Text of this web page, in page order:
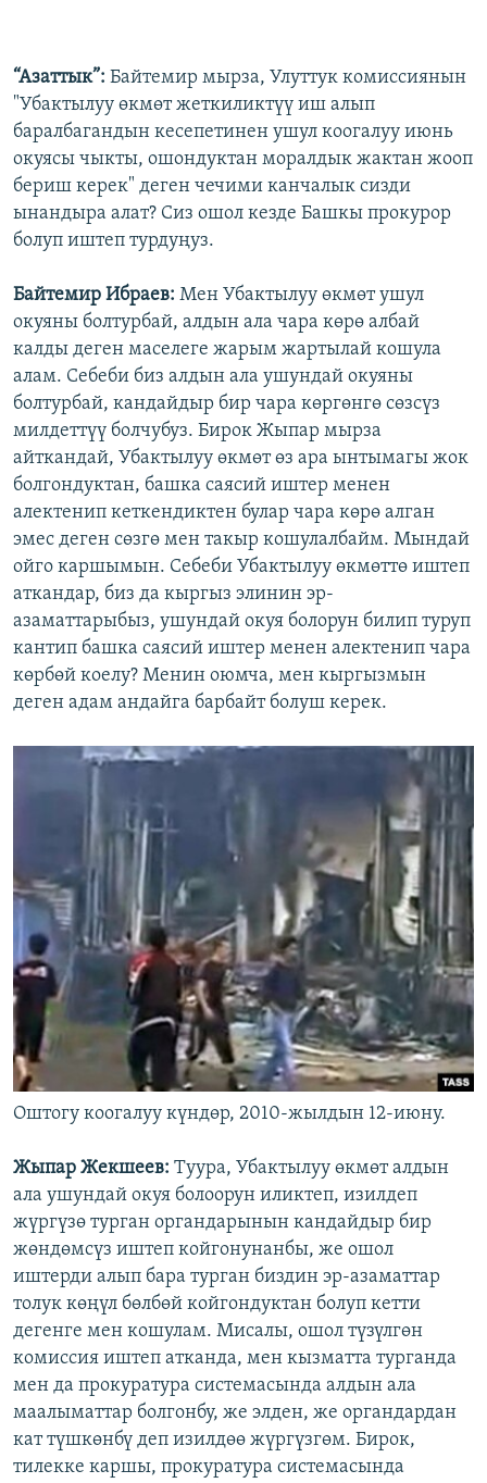
“Азаттык”: Байтемир мырза, Улуттук комиссиянын
"Убактылуу өкмөт жеткиликтүү иш алып
баралбагандын кесепетинен ушул коогалуу июнь
окуясы чыкты, ошондуктан моралдык жактан жооп
бериш керек" деген чечими канчалык сизди
ынандыра алат? Сиз ошол кезде Башкы прокурор
болуп иштеп турдуңуз.
Байтемир Ибраев: Мен Убактылуу өкмөт ушул
окуяны болтурбай, алдын ала чара көрө албай
калды деген маселеге жарым жартылай кошула
алам. Себеби биз алдын ала ушундай окуяны
болтурбай, кандайдыр бир чара көргөнгө сөзсүз
милдеттүү болчубуз. Бирок Жыпар мырза
айткандай, Убактылуу өкмөт өз ара ынтымагы жок
болгондуктан, башка саясий иштер менен
алектенип кеткендиктен булар чара көрө алган
эмес деген сөзгө мен такыр кошулалбайм. Мындай
ойго каршымын. Себеби Убактылуу өкмөттө иштеп
аткандар, биз да кыргыз элинин эр-
азаматтарыбыз, ушундай окуя болорун билип туруп
кантип башка саясий иштер менен алектенип чара
көрбөй коелу? Менин оюмча, мен кыргызмын
деген адам андайга барбайт болуш керек.
Оштогу коогалуу күндөр, 2010-жылдын 12-июну.
Жыпар Жекшеев: Туура, Убактылуу өкмөт алдын
ала ушундай окуя болоорун иликтеп, изилдеп
жүргүзө турган органдарынын кандайдыр бир
жөндөмсүз иштеп койгонунанбы, же ошол
иштерди алып бара турган биздин эр-азаматтар
толук көңүл бөлбөй койгондуктан болуп кетти
дегенге мен кошулам. Мисалы, ошол түзүлгөн
комиссия иштеп атканда, мен кызматта турганда
мен да прокуратура системасында алдын ала
маалыматтар болгонбу, же элден, же органдардан
кат түшкөнбү деп изилдөө жүргүзгөм. Бирок,
тилекке каршы, прокуратура системасында